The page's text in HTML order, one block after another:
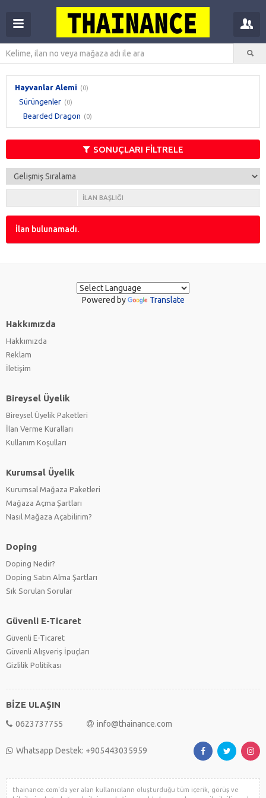
Hayvanlar Alemi (0)
Sürüngenler (0)
Bearded Dragon (0)
SONUÇLARI FİLTRELE
İLAN BAŞLIĞI
İlan bulunamadı.
Powered by Translate
Hakkımızda
Hakkımızda
Reklam
İletişim
Bireysel Üyelik
Bireysel Üyelik Paketleri
İlan Verme Kuralları
Kullanım Koşulları
Kurumsal Üyelik
Kurumsal Mağaza Paketleri
Mağaza Açma Şartları
Nasıl Mağaza Açabilirim?
Doping
Doping Nedir?
Doping Satın Alma Şartları
Sık Sorulan Sorular
Güvenli E-Ticaret
Güvenli E-Ticaret
Güvenli Alışveriş İpuçları
Gizlilik Politikası
BİZE ULAŞIN
0623737755 info@thainance.com
Whatsapp Destek: +905443035959
thainance.com'da yer alan kullanıcıların oluşturduğu tüm içerik, görüş ve